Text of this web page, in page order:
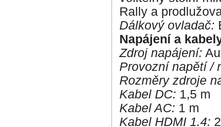
Rally a
Dálkový ovladač:
Napájení a
Zdroj napájení:
Provozní napětí /
Rozměry zdroje
Kabel DC: 1,5 m
Kabel AC: 1 m
Kabel HDMI 1.4: